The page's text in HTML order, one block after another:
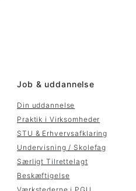
Job & uddannelse
Din uddannelse
Praktik i Virksomheder
STU & Erhvervsafklaring
Undervisning / Skolefag
Særligt Tilrettelagt
Beskæftigelse